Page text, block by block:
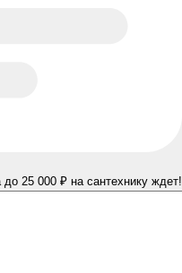
25 000 ₽ на сантехнику ждет!